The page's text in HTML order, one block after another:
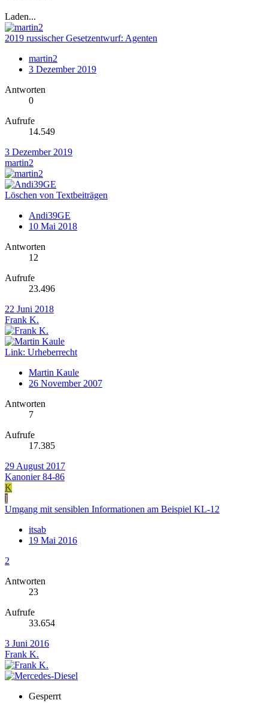
Laden...
2019 russischer Gesetzentwurf: Agenten
martin2
3 Dezember 2019
Antworten
0
Aufrufe
14.549
3 Dezember 2019
martin2
Löschen von Textbeiträgen
Andi39GE
10 Mai 2018
Antworten
12
Aufrufe
23.496
22 Juni 2018
Frank K.
Link: Urheberrecht
Martin Kaule
26 November 2007
Antworten
7
Aufrufe
17.385
29 August 2017
Kanonier 84-86
K
I
Umgang mit sensiblen Informationen am Beispiel KL-12
itsab
19 Mai 2016
2
Antworten
23
Aufrufe
33.654
3 Juni 2016
Frank K.
Gesperrt